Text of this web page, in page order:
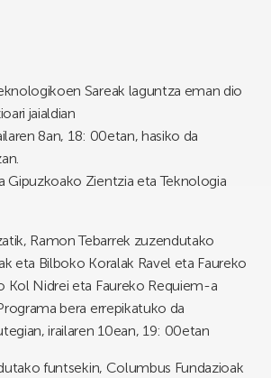
Sareak laguntza eman dio
jaialdian
8an, 18: 00etan, hasiko da
Gipuzkoako Zientzia eta Teknologia
Ramon Tebarrek zuzendutako
eta Bilboko Koralak Ravel eta Faureko
Kol Nidrei eta Faureko Requiem-a
bera errepikatuko da
irailaren 10ean, 19: 00etan
funtsekin, Columbus Fundazioak